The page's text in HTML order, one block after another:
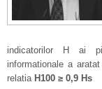
indicatorilor H ai
informationale a
relatia H100 ≥ 0,9 Hs